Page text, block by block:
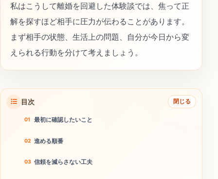
私はこうして離婚を回避した体験談では、焦って正
解を探すほど相手に圧力が伝わることがあります。
まず相手の状態、生活上の問題、自分が今日から変
えられる行動を分けて考えましょう。
目次 閉じる
最初に確認したいこと
進める順番
信頼を減らさない工夫